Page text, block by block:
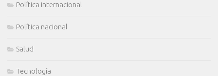
Política internacional
Política nacional
Salud
Tecnología